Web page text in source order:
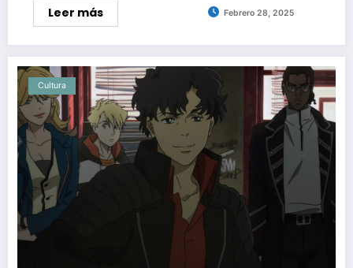
Leer más Febrero 28, 2025
Cultura